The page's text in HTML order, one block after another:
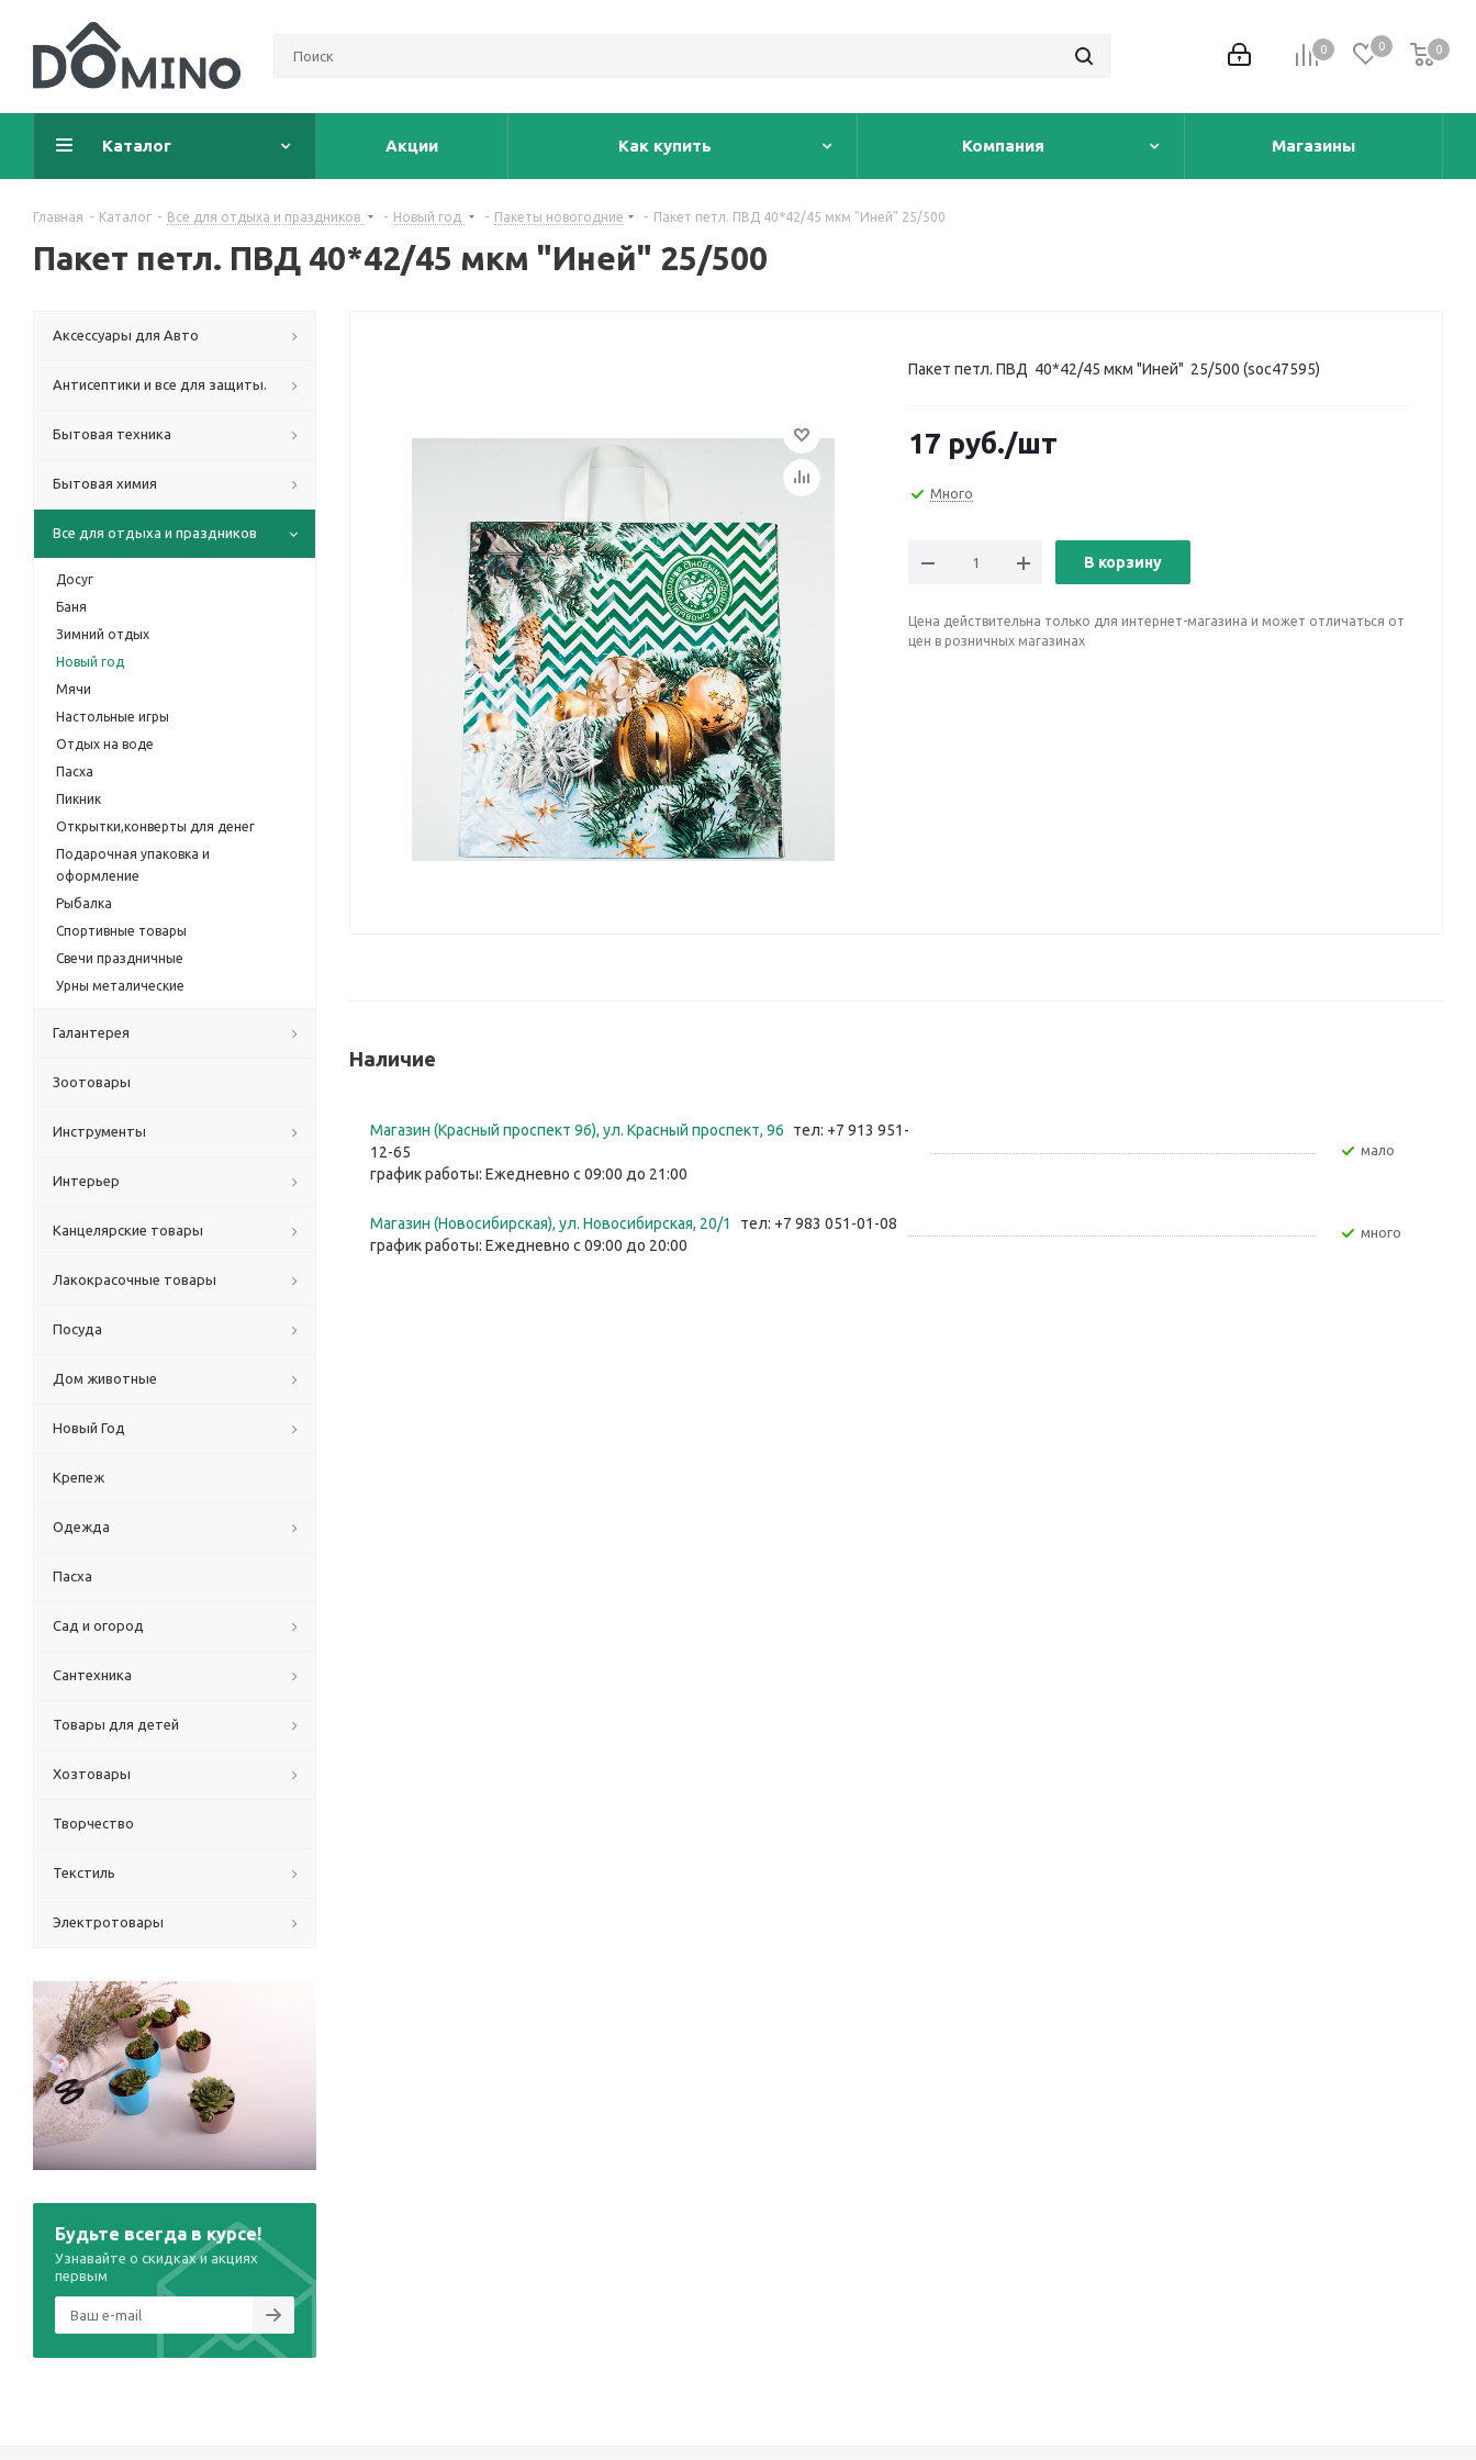
0 0 0
0
Каталог Акции Как купить Компания Магазины
Главная - Каталог - Все для отдыха и праздников - Новый год - Пакеты новогодние - Пакет петл. ПВД 40*42/45 мкм "Иней" 25/500
Пакет петл. ПВД 40*42/45 мкм "Иней" 25/500
Пакет петл. ПВД 40*42/45 мкм "Иней" 25/500 (soc47595)
17 руб./шт
Много
В корзину
Цена действительна только для интернет-магазина и может отличаться от
цен в розничных магазинах
Наличие
Магазин (Красный проспект 96), ул. Красный проспект, 96
тел: +7 913 951-
12-65
график работы: Ежедневно с 09:00 до 21:00
Мало
Магазин (Новосибирская), ул. Новосибирская, 20/1
тел: +7 983 051-01-08
график работы: Ежедневно с 09:00 до 20:00
Много
Аксессуары для Авто
Антисептики и все для защиты.
Бытовая техника
Бытовая химия
Все для отдыха и праздников
Досуг
Баня
Зимний отдых
Новый год
Мячи
Настольные игры
Отдых на воде
Пасха
Пикник
Открытки,конверты для денег
Подарочная упаковка и
оформление
Рыбалка
Спортивные товары
Свечи праздничные
Урны металические
Галантерея
Зоотовары
Инструменты
Интерьер
Канцелярские товары
Лакокрасочные товары
Посуда
Дом животные
Новый Год
Крепеж
Одежда
Пасха
Сад и огород
Сантехника
Товары для детей
Хозтовары
Творчество
Текстиль
Электротовары
Будьте всегда в курсе!
Узнавайте о скидках и акциях
первым